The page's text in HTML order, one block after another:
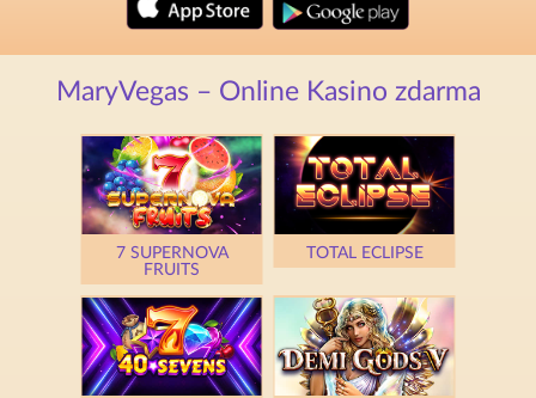
MaryVegas – Online Kasino zdarma
7 SUPERNOVA
FRUITS
TOTAL ECLIPSE